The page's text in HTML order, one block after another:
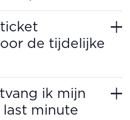
de tijdelijke
ik mijn
last minute